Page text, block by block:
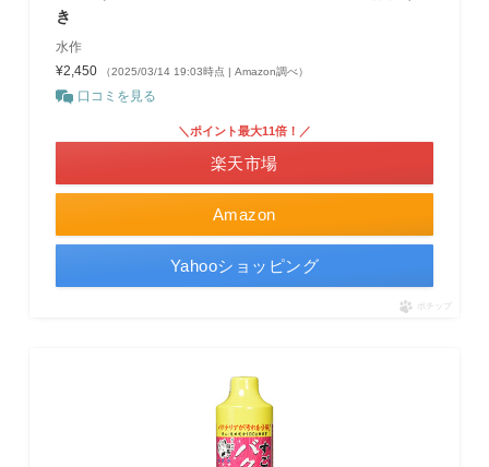
き
水作
¥2,450
（2025/03/14 19:03時点 | Amazon調べ）
口コミを見る
Amazon
＼ポイント最大11倍！／
楽天市場
Yahooショッピング
ポチップ